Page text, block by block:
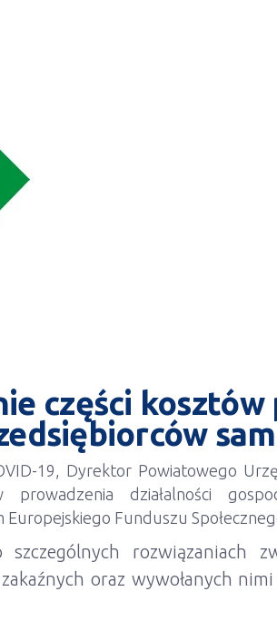
części kosztów
19, Dyrektor Powiatowego
działalności
Funduszu
rozwiązaniach
oraz wywołanych